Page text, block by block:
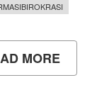
MORE
TIM